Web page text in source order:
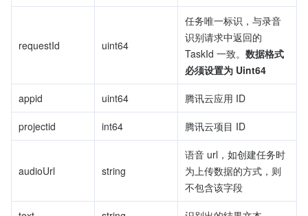
requestId uint64
任务唯一标识，与录音
识别请求中返回的
TaskId 一致。 数据格式
必须设置为 Uint64
appid uint64 腾讯云应用 ID
projectid int64 腾讯云项目 ID
audioUrl string
语音 url，如创建任务时
为上传数据的方式，则
不包含该字段